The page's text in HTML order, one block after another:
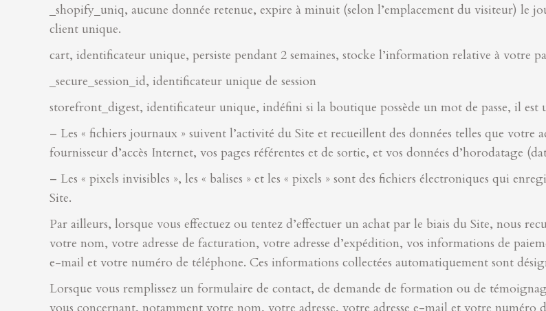
_shopify_uniq, aucune donnée retenue, expire à minuit (selon l’emplacement du visiteur) le
client unique.
cart, identificateur unique, persiste pendant 2 semaines, stocke l’information relative à votre
_secure_session_id, identificateur unique de session
storefront_digest, identificateur unique, indéfini si la boutique possède un mot de passe, il est
– Les « fichiers journaux » suivent l’activité du Site et recueillent des données telles que
fournisseur d’accès Internet, vos pages référentes et de sortie, et vos données d’horodatage
– Les « pixels invisibles », les « balises » et les « pixels » sont des fichiers électroniques qui
Site.
Par ailleurs, lorsque vous effectuez ou tentez d’effectuer un achat par le biais du Site, nous
votre nom, votre adresse de facturation, votre adresse d’expédition, vos informations de
e-mail et votre numéro de téléphone. Ces informations collectées automatiquement sont
Lorsque vous remplissez un formulaire de contact, de demande de formation ou de